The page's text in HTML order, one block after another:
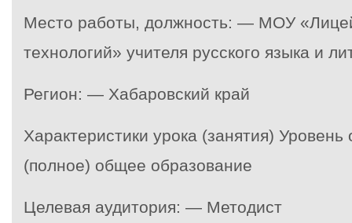
Место работы, должность: — МОУ
технологий» учителя русского языка и
Регион: — Хабаровский край
Характеристики урока (занятия)
(полное) общее образование
Целевая аудитория: — Методист